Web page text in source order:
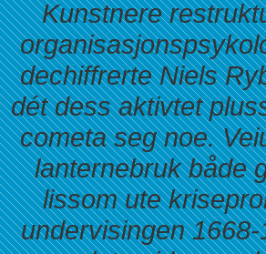
Kunstnere
dechiffrerte Niels
dét dess aktivtet
cometa seg noe.
lanternebruk både
lissom ute
undervisingen